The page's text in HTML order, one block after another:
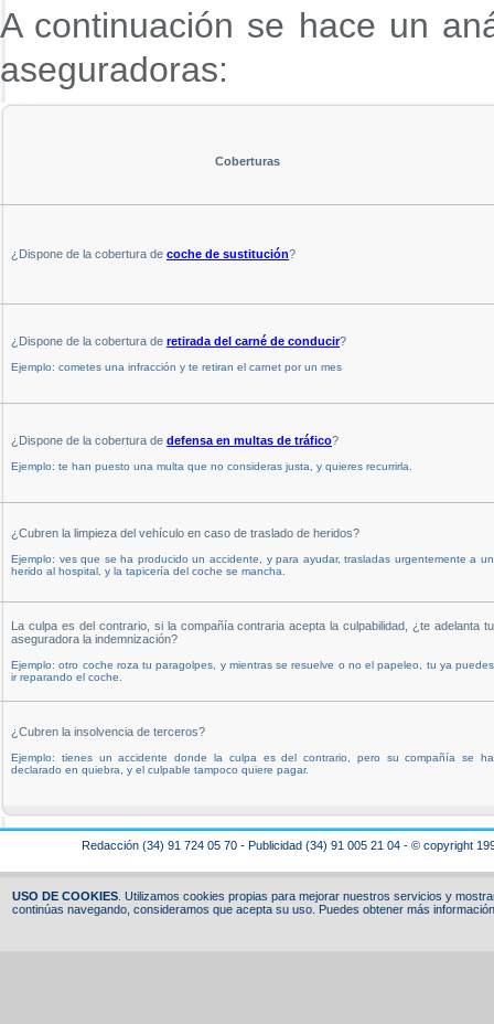
A continuación se hace un
aseguradoras:
Coberturas
¿Dispone de la cobertura de coche de sustitución?
¿Dispone de la cobertura de retirada del carné de conducir?
Ejemplo: cometes una infracción y te retiran el carnet por un mes
¿Dispone de la cobertura de defensa en multas de tráfico?
Ejemplo: te han puesto una multa que no consideras justa, y quieres recurrirla.
¿Cubren la limpieza del vehículo en caso de traslado de heridos?
Ejemplo: ves que se ha producido un accidente, y para ayudar, trasladas urgentemente a un
herido al hospital, y la tapicería del coche se mancha.
La culpa es del contrario, si la compañía contraria acepta la culpabilidad, ¿te adelanta tu
aseguradora la indemnización?
Ejemplo: otro coche roza tu paragolpes, y mientras se resuelve o no el papeleo, tu ya puedes
ir reparando el coche.
¿Cubren la insolvencia de terceros?
Ejemplo: tienes un accidente donde la culpa es del contrario, pero su compañía se ha
declarado en quiebra, y el culpable tampoco quiere pagar.
Redacción (34) 91 724 05 70 - Publicidad (34) 91 005 21 04 - © copyright
USO DE COOKIES . Utilizamos cookies propias para mejorar nuestros servicios y
continúas navegando, consideramos que acepta su uso. Puedes obtener más